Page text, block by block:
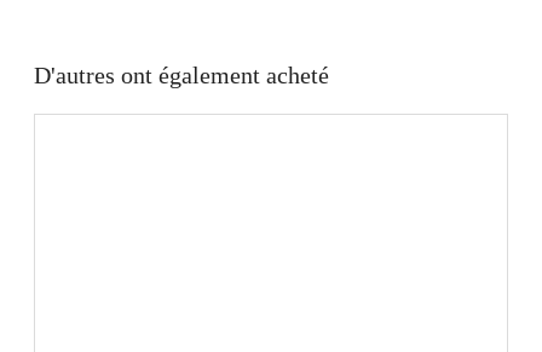
D'autres ont également acheté